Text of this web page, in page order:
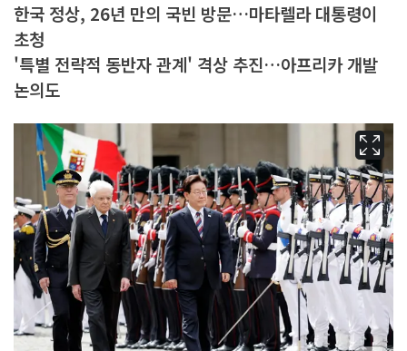
한국 정상, 26년 만의 국빈 방문…마타렐라 대통령이
초청
'특별 전략적 동반자 관계' 격상 추진…아프리카 개발
논의도